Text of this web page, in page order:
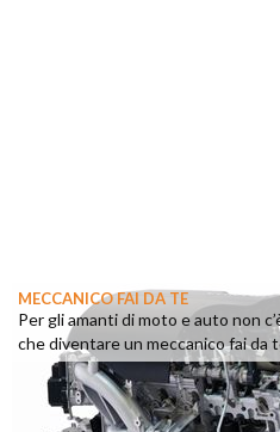
MECCANICO FAI DA TE
Per gli amanti di moto e auto non
che diventare un meccanico fai da